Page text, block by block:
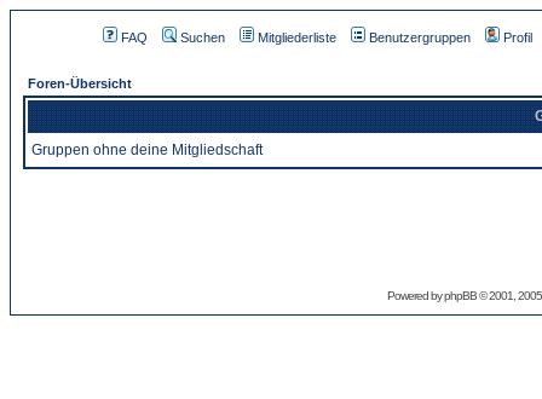
FAQ Suchen Mitgliederliste Benutzergruppen Profil
Foren-Übersicht
Gruppen ohne deine Mitgliedschaft
Powered byphpBB© 2001,